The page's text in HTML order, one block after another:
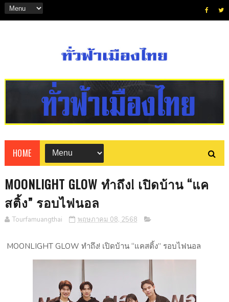
HOME
MOONLIGHT GLOW ทำถึง! เปิดบ้าน “แค
สติ้ง” รอบไฟนอล
Tourfamuangthai พฤษภาคม 08, 2568
MOONLIGHT GLOW ทำถึง! เปิดบ้าน “แคสติ้ง” รอบไฟนอล